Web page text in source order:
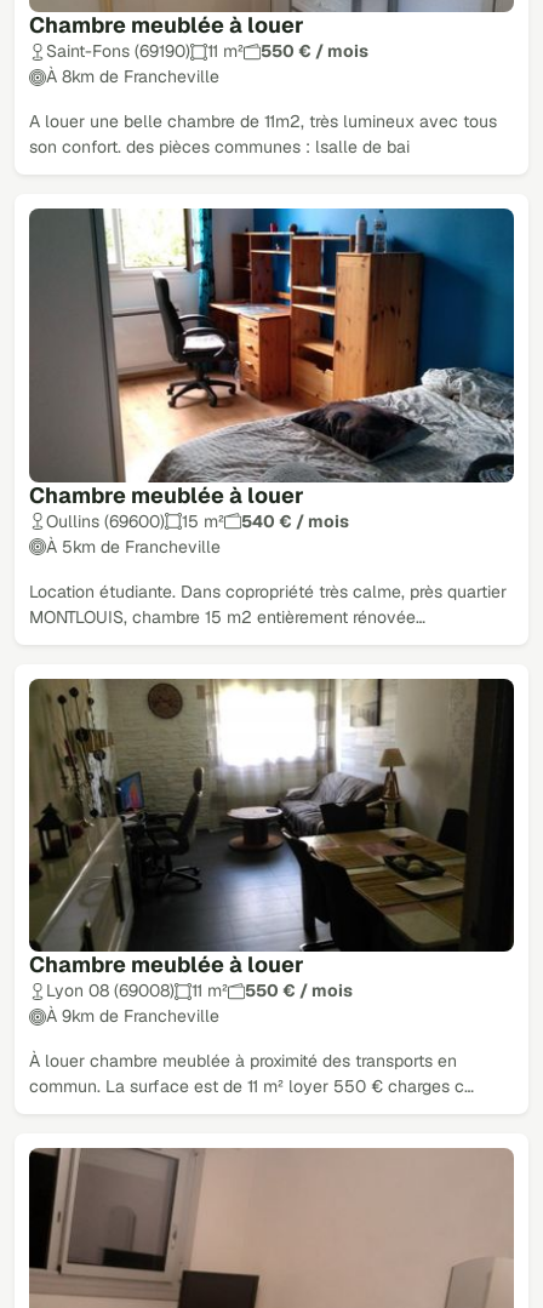
Chambre meublée à louer
Saint-Fons (69190) 11 m²
550 € / mois
À 8km de Francheville
A louer une belle chambre de 11m2, très lumineux avec tous
son confort. des pièces communes : lsalle de bai
Chambre meublée à louer
Oullins (69600) 15 m²
540 € / mois
À 5km de Francheville
Location étudiante. Dans copropriété très calme, près quartier
MONTLOUIS, chambre 15 m2 entièrement rénovée…
Chambre meublée à louer
Lyon 08 (69008) 11 m²
550 € / mois
À 9km de Francheville
À louer chambre meublée à proximité des transports en
commun. La surface est de 11 m² loyer 550 € charges c…